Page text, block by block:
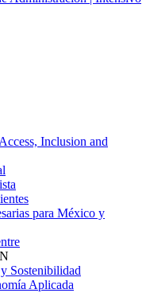
Inclusion and
para México y
Sostenibilidad
Aplicada